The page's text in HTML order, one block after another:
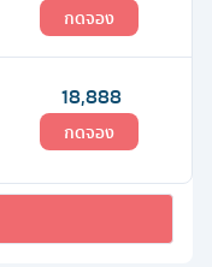
กดจอง
18,888
กดจอง